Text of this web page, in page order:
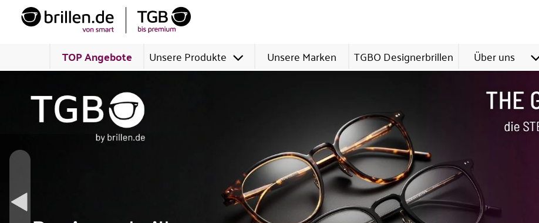
TOP Angebote Unsere Produkte Unsere Marken TGBO Designerbrillen Über uns